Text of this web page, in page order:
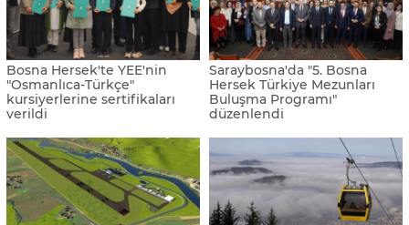
Bosna Hersek'te YEE'nin
"Osmanlıca-Türkçe"
kursiyerlerine sertifikaları
verildi
Saraybosna'da "5. Bosna
Hersek Türkiye Mezunları
Buluşma Programı"
düzenlendi